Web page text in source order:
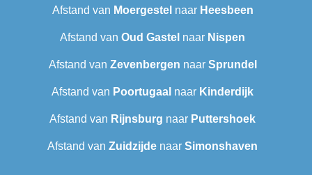
Afstand van Moergestel naar Heesbeen
Afstand van Oud Gastel naar Nispen
Afstand van Zevenbergen naar Sprundel
Afstand van Poortugaal naar Kinderdijk
Afstand van Rijnsburg naar Puttershoek
Afstand van Zuidzijde naar Simonshaven